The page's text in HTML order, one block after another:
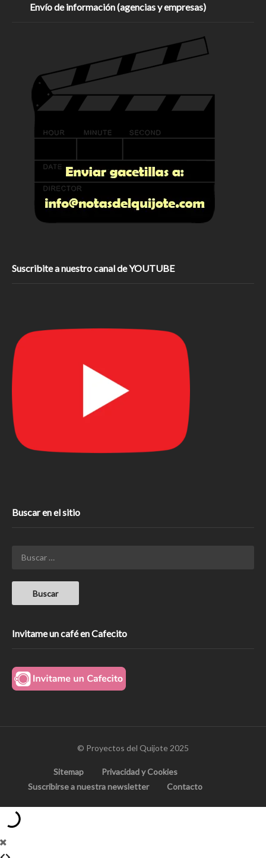
Envío de información (agencias y empresas)
Suscribite a nuestro canal de YOUTUBE
Buscar en el sitio
Invitame un café en Cafecito
© Proyectos del Quijote 2025
Sitemap
Privacidad y Cookies
Suscribirse a nuestra newsletter
Contacto